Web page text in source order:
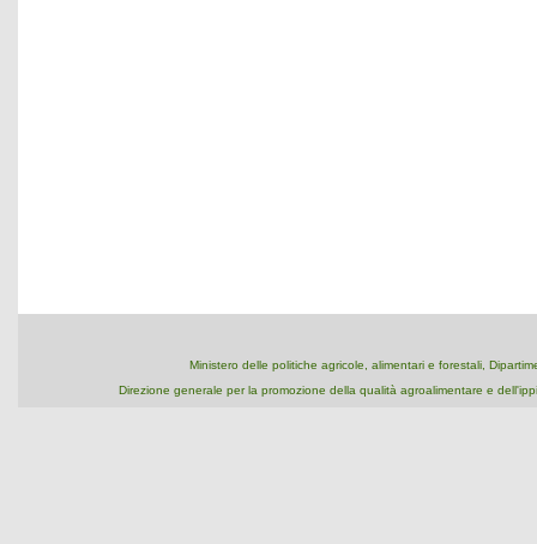
Ministero delle politiche agricole, alimentari e forestali,
Direzione generale per la promozione della qualità agroalimentare e